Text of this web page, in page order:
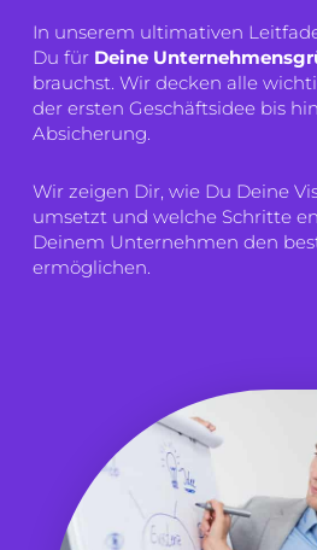
In unserem ultimativen
Du für Deine
brauchst. Wir decken alle
der ersten Geschäftsidee bis
Absicherung.
Wir zeigen Dir, wie Du Deine
umsetzt und welche Schritte
Deinem Unternehmen den
ermöglichen.